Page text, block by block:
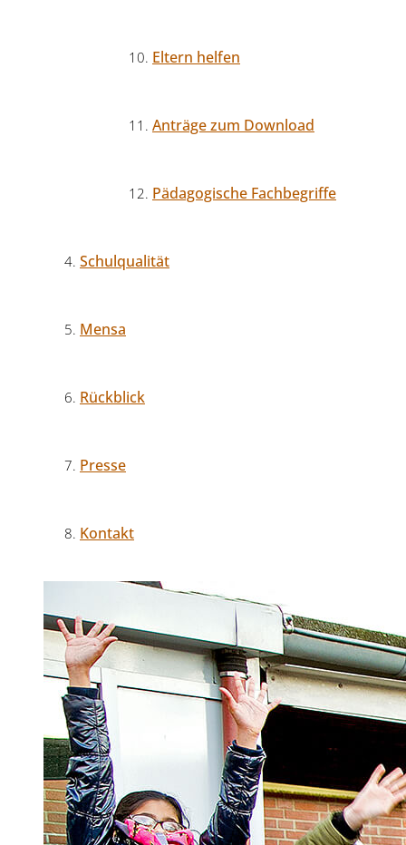
Eltern helfen
Anträge zum Download
Pädagogische Fachbegriffe
Schulqualität
Mensa
Rückblick
Presse
Kontakt